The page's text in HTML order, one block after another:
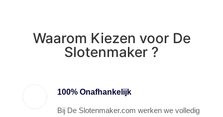
Waarom Kiezen voor De
Slotenmaker ?
100% Onafhankelijk
Bij De Slotenmaker.com werken we volledig